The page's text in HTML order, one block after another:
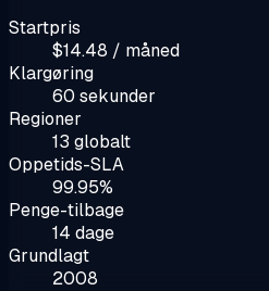
Startpris
$14.48 / måned
Klargøring
60 sekunder
Regioner
13 globalt
Oppetids-SLA
99.95%
Penge-tilbage
14 dage
Grundlagt
2008